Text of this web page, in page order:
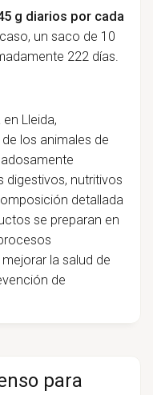
g diarios por cada
un saco de 10
222 días.
Lleida,
los animales de
digestivos, nutritivos
detallada
se preparan en
la salud de
de
para